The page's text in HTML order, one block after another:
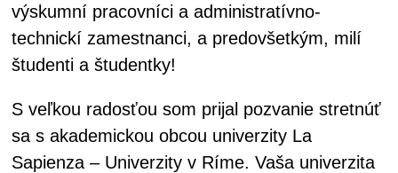
výskumní pracovníci a administratívno-
technickí zamestnanci, a predovšetkým, milí
študenti a študentky!
S veľkou radosťou som prijal pozvanie stretnúť
sa s akademickou obcou univerzity La
Sapienza – Univerzity v Ríme. Vaša univerzita